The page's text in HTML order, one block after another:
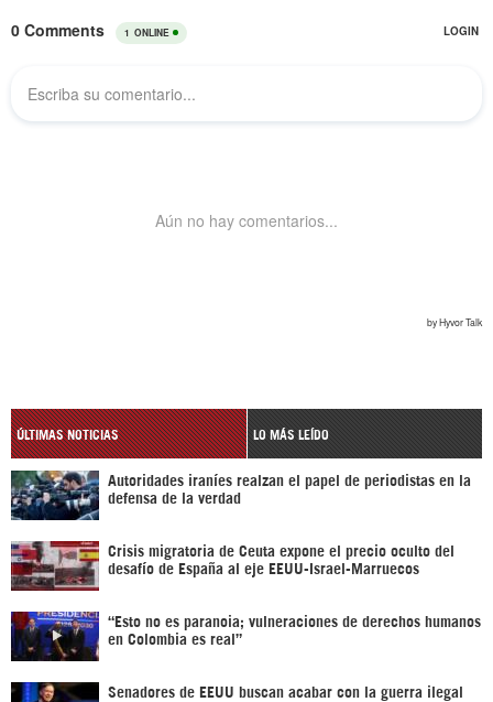
ÚLTIMAS NOTICIAS LO MÁS LEÍDO
Autoridades iraníes realzan el papel de periodistas en la
defensa de la verdad
Crisis migratoria de Ceuta expone el precio oculto del
desafío de España al eje EEUU-Israel-Marruecos
“Esto no es paranoia; vulneraciones de derechos humanos
en Colombia es real”
Senadores de EEUU buscan acabar con la guerra ilegal